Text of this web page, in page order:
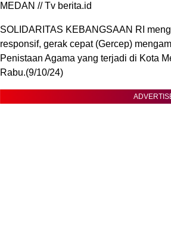
MEDAN // Tv berita.id
SOLIDARITAS KEBANGSAAN RI
responsif, gerak cepat (Gercep)
Penistaan Agama yang terjadi di Kota
Rabu.(9/10/24)